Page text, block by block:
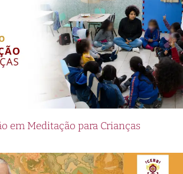
em Meditação para Crianças